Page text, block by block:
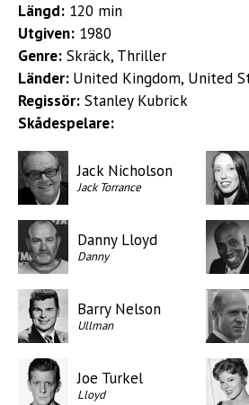
Längd: 120 min
Utgiven: 1980
Genre: Skräck, Thriller
Länder: United Kingdom, United
Regissör: Stanley Kubrick
Skådespelare:
Jack Nicholson
Jack Torrance
Danny Lloyd
Danny
Barry Nelson
Ullman
Joe Turkel
Lloyd